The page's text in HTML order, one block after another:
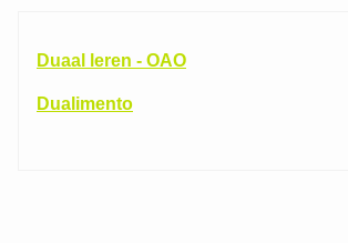
Duaal leren - OAO
Dualimento